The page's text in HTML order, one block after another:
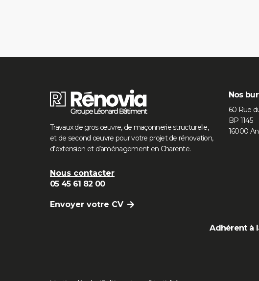
Travaux de gros œuvre, de maçonnerie structurelle,
et de second œuvre pour votre projet de rénovation,
d’extension et d’aménagement en Charente.
Nous contacter
05 45 61 82 00
Envoyer votre CV
Nos
60 Rue
BP 1145
16000
Adhérent à